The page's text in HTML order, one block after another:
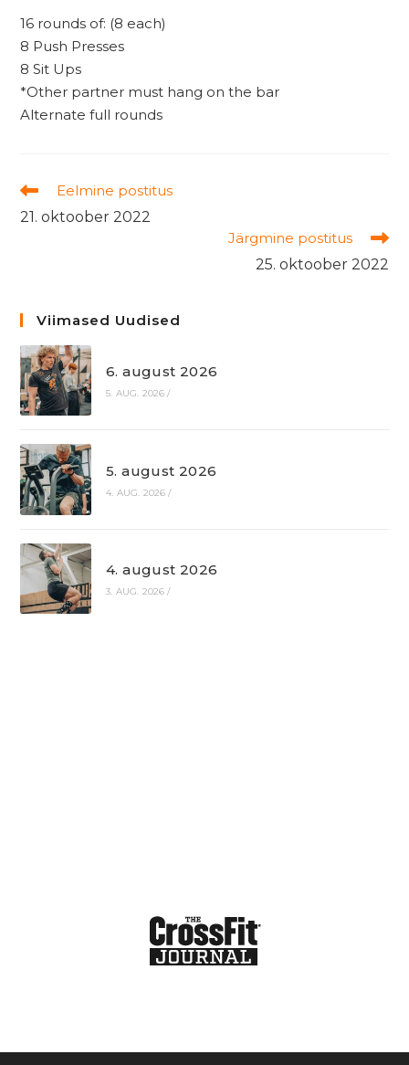
16 rounds of: (8 each)
8 Push Presses
8 Sit Ups
*Other partner must hang on the bar
Alternate full rounds
Read
more
articles
Eelmine postitus
21. oktoober 2022
Järgmine postitus
25. oktoober 2022
Viimased Uudised
6. august 2026
5. AUG. 2026 /
5. august 2026
4. AUG. 2026 /
4. august 2026
3. AUG. 2026 /